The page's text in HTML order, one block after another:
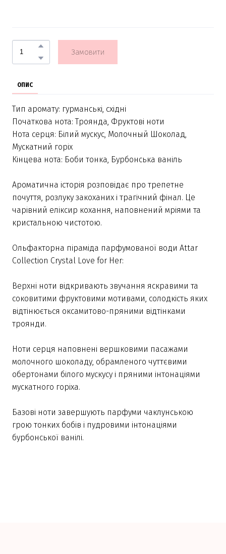
Замовити
ОПИС
Тип аромату: гурманські, східні
Початкова нота: Троянда, Фруктові ноти
Нота серця: Білий мускус, Молочный Шоколад,
Мускатний горіх
Кінцева нота: Боби тонка, Бурбонська ваніль
Ароматична історія розповідає про трепетне
почуття, розлуку закоханих і трагічний фінал. Це
чарівний еліксир кохання, наповнений мріями та
кристальною чистотою.
Ольфакторна піраміда парфумованої води Attar
Collection Crystal Love for Her:
Верхні ноти відкривають звучання яскравими та
соковитими фруктовими мотивами, солодкість яких
відтінюється оксамитово-пряними відтінками
троянди.
Ноти серця наповнені вершковими пасажами
молочного шоколаду, обрамленого чуттєвими
обертонами білого мускусу і пряними інтонаціями
мускатного горіха.
Базові ноти завершують парфуми чаклунською
грою тонких бобів і пудровими інтонаціями
бурбонської ванілі.